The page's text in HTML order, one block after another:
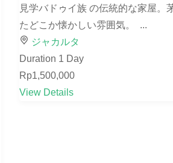
見学バドゥイ族 の伝統的な家屋。
たどこか懐かしい雰囲気。 ...
ジャカルタ
Duration 1 Day
Rp1,500,000
View Details